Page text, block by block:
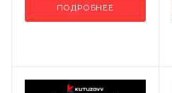
ПОДРОБНЕЕ